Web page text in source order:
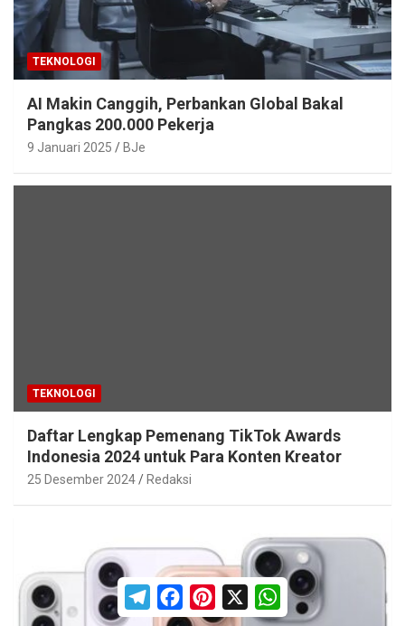
TEKNOLOGI
AI Makin Canggih, Perbankan Global Bakal
Pangkas 200.000 Pekerja
9 Januari 2025 BJe
TEKNOLOGI
Daftar Lengkap Pemenang TikTok Awards
Indonesia 2024 untuk Para Konten Kreator
25 Desember 2024 Redaksi
T
l
c
P
n
X
W
a